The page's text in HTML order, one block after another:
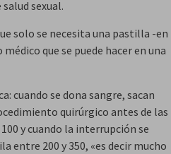
sexual.
solo se necesita una pastilla -en
que se puede hacer en una
cuando se dona sangre, sacan
quirúrgico antes de las
y cuando la interrupción se
entre 200 y 350, «es decir mucho